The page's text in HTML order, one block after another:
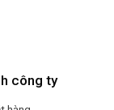
công ty